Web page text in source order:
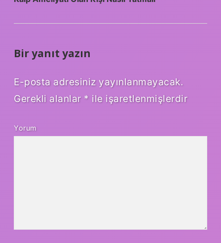
Bir yanıt yazın
E-posta adresiniz yayınlanmayacak.
Gerekli alanlar * ile işaretlenmişlerdir
Yorum